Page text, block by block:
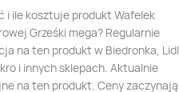
i ile kosztuje produkt Wafelek
Grześki mega? Regularnie
na ten produkt w Biedronka, Lidl,
i innych sklepach. Aktualnie
na ten produkt. Ceny zaczynają